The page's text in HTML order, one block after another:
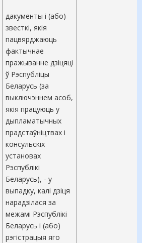
дакументы і (або)
звесткі, якія
пацвярджаюць
фактычнае
пражыванне дзіцяці
ў Рэспубліцы
Беларусь (за
выключэннем асоб,
якія працуюць у
дыпламатычных
прадстаўніцтвах і
консульскіх
установах
Рэспублікі
Беларусь), - у
выпадку, калі дзіця
нарадзілася за
межамі Рэспублікі
Беларусь і (або)
рэгістрацыя яго